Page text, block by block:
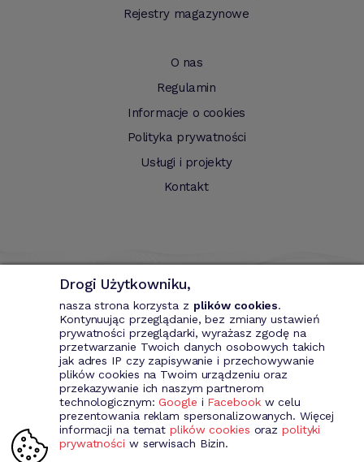
Rejestry magazynowe
O nas
Regulamin
Informacje o cookies
Polityka prywatności
Usługi i projekty
Kontakt
Bizin - System wspomagający przedsiębiorce. Wystawianie
dokumentów przychodowych (faktury VAT, fakury marża, faktury
MP, rachunki itd.). Rejestr kontrahentów wraz z rozbudowaną
analizą, gospodarka magazynowa, środki trwale, analiza sprzedaży i
kosztów prowadzenia działalności itd.
Drogi Użytkowniku,
nasza strona korzysta z plików cookies.
Kontynuując przeglądanie, bez zmiany ustawień
prywatności przeglądarki, wyrażasz zgodę na
przetwarzanie Twoich danych osobowych takich
jak adres IP czy zapisywanie i przechowywanie
plików cookies na Twoim urządzeniu oraz
przekazywanie ich naszym partnerom
technologicznym:Google i Facebookw celu
prezentowania reklam spersonalizowanych. Więcej
informacji na tematplików cookies orazpolityki
prywatności w serwisach Bizin.